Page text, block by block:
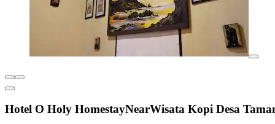
Hotel O Holy HomestayNearWisata Kopi Desa